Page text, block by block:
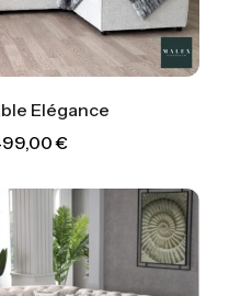
Elégance
€